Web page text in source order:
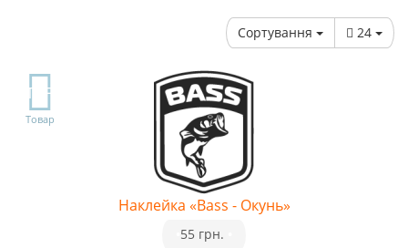
Сортування 24
TOP
Товар
Наклейка «Bass - Окунь»
55 грн.